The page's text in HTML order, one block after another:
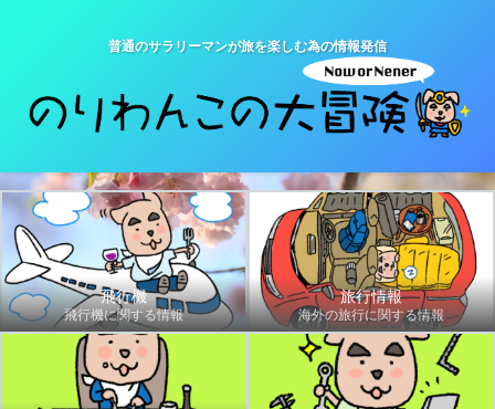
普通のサラリーマンが旅を楽しむ為の情報発信
飛行機
飛行機に関する情報
旅行情報
海外の旅行に関する情報